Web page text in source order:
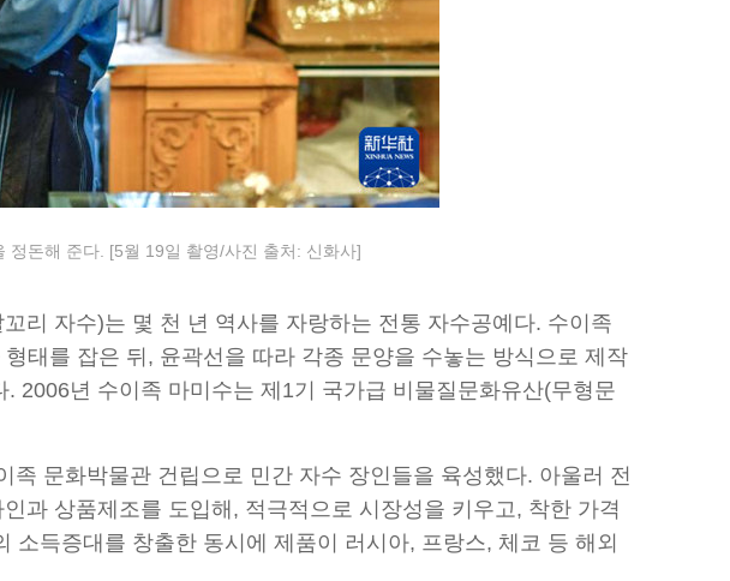
정돈해 준다. [5월 19일 촬영/사진 출처: 신화사]
리 자수)는 몇 천 년 역사를 자랑하는 전통 자수공예다. 수이족
태를 잡은 뒤, 윤곽선을 따라 각종 문양을 수놓는 방식으로 제작
2006년 수이족 마미수는 제1기 국가급 비물질문화유산(무형문
문화박물관 건립으로 민간 자수 장인들을 육성했다. 아울러 전
과 상품제조를 도입해, 적극적으로 시장성을 키우고, 착한 가격
득증대를 창출한 동시에 제품이 러시아, 프랑스, 체코 등 해외